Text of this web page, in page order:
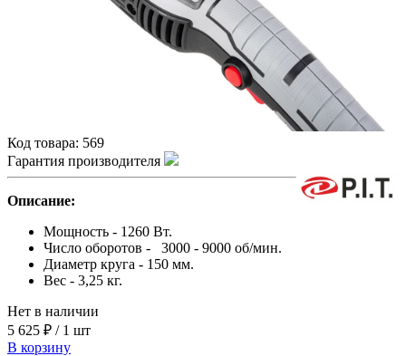
Код товара: 569
Гарантия производителя
Описание:
Мощность - 1260 Вт.
Число оборотов - 3000 - 9000 об/мин.
Диаметр круга - 150 мм.
Вес - 3,25 кг.
Нет в наличии
5 625 ₽ / 1 шт
В корзину